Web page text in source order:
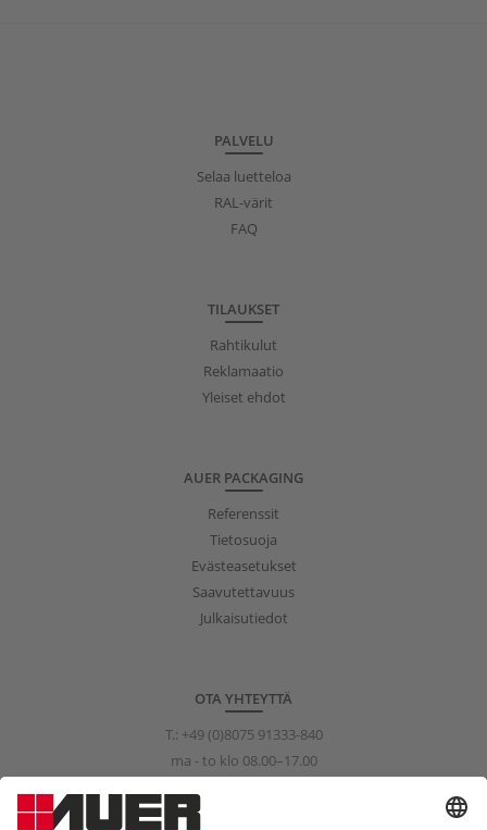
PALVELU
Selaa luetteloa
RAL-värit
FAQ
TILAUKSET
Rahtikulut
Reklamaatio
Yleiset ehdot
AUER PACKAGING
Referenssit
Tietosuoja
Evästeasetukset
Saavutettavuus
Julkaisutiedot
OTA YHTEYTTÄ
T.: +49 (0)8075 91333-840
ma - to klo 08.00–17.00
info@auer-packaging.com